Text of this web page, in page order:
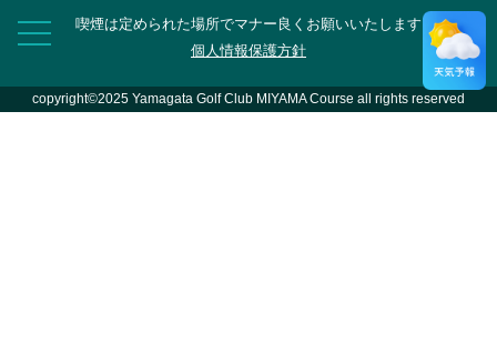
喫煙は定められた場所でマナー良くお願いいたします
個人情報保護方針
copyright©2025 Yamagata Golf Club MIYAMA Course all rights reserved